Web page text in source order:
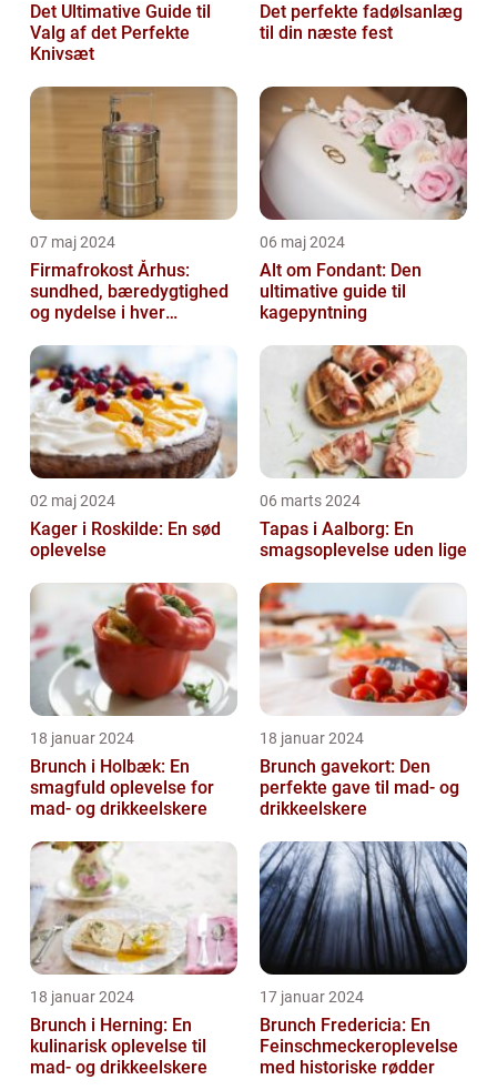
Det Ultimative Guide til
Valg af det Perfekte
Knivsæt
Det perfekte fadølsanlæg
til din næste fest
07 maj 2024
Firmafrokost Århus:
sundhed, bæredygtighed
og nydelse i hver
06 maj 2024
Alt om Fondant: Den
ultimative guide til
kagepyntning
02 maj 2024
Kager i Roskilde: En sød
oplevelse
06 marts 2024
Tapas i Aalborg: En
smagsoplevelse uden lige
18 januar 2024
Brunch i Holbæk: En
smagfuld oplevelse for
mad- og drikkeelskere
18 januar 2024
Brunch gavekort: Den
perfekte gave til mad- og
drikkeelskere
18 januar 2024
Brunch i Herning: En
kulinarisk oplevelse til
mad- og drikkeelskere
17 januar 2024
Brunch Fredericia: En
Feinschmeckeroplevelse
med historiske rødder